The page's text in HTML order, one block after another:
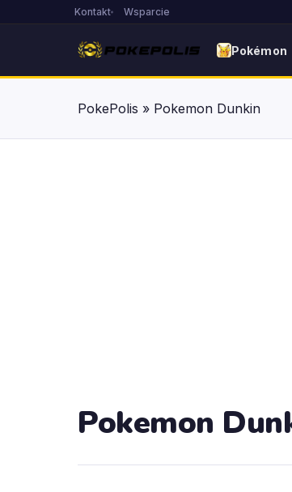
Kontakt Wsparcie
Pokémon
PokePolis » Pokemon Dunkin
Pokemon